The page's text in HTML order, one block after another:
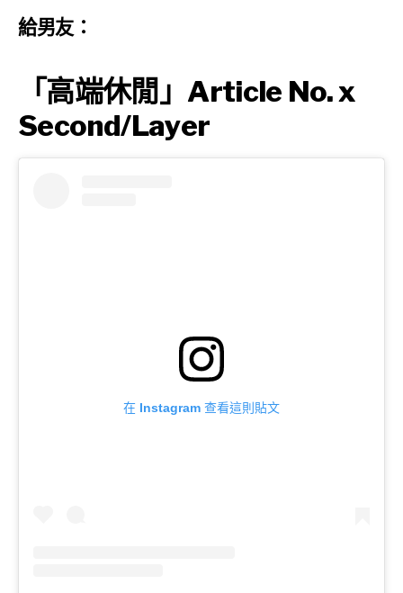
給男友：
「高端休閒」Article No. x
Second/Layer
在 Instagram 查看這則貼文